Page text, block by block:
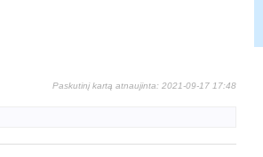
Paskutinį kartą atnaujinta: 2021-09-17 17:48